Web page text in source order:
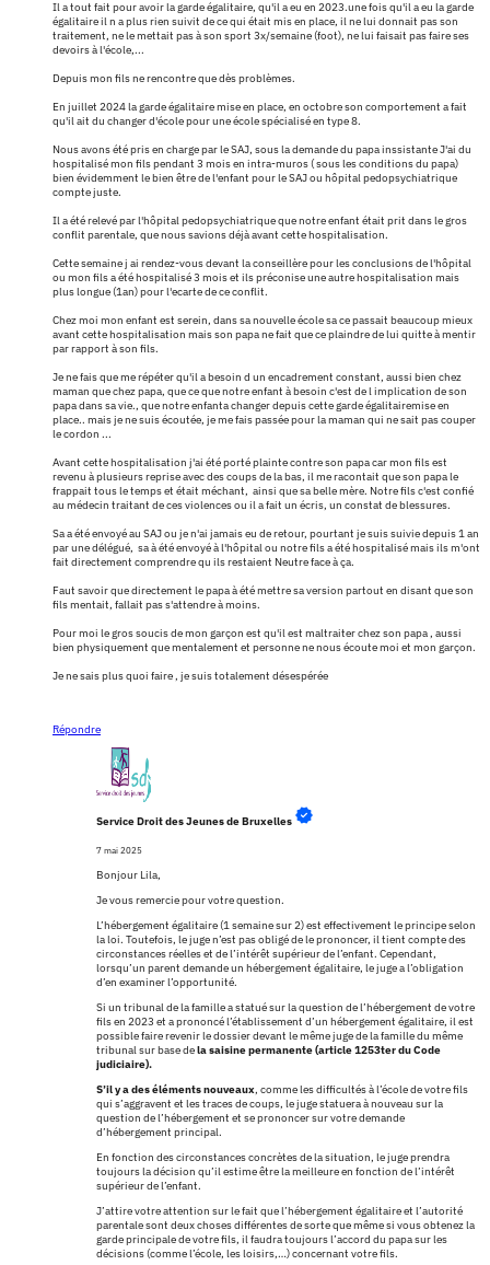
Il a tout fait pour avoir la garde égalitaire, qu'il a eu en 2023.une fois qu'il a eu la garde
égalitaire il n a plus rien suivit de ce qui était mis en place, il ne lui donnait pas son
traitement, ne le mettait pas à son sport 3x/semaine (foot), ne lui faisait pas faire ses
devoirs à l'école,...
Depuis mon fils ne rencontre que dès problèmes.
En juillet 2024 la garde égalitaire mise en place, en octobre son comportement a fait
qu'il ait du changer d'école pour une école spécialisé en type 8.
Nous avons été pris en charge par le SAJ, sous la demande du papa inssistante J'ai du
hospitalisé mon fils pendant 3 mois en intra-muros ( sous les conditions du papa)
bien évidemment le bien être de l'enfant pour le SAJ ou hôpital pedopsychiatrique
compte juste.
Il a été relevé par l'hôpital pedopsychiatrique que notre enfant était prit dans le gros
conflit parentale, que nous savions déjà avant cette hospitalisation.
Cette semaine j ai rendez-vous devant la conseillère pour les conclusions de l'hôpital
ou mon fils a été hospitalisé 3 mois et ils préconise une autre hospitalisation mais
plus longue (1an) pour l'ecarte de ce conflit.
Chez moi mon enfant est serein, dans sa nouvelle école sa ce passait beaucoup mieux
avant cette hospitalisation mais son papa ne fait que ce plaindre de lui quitte à mentir
par rapport à son fils.
Je ne fais que me répéter qu'il a besoin d un encadrement constant, aussi bien chez
maman que chez papa, que ce que notre enfant à besoin c'est de l implication de son
papa dans sa vie., que notre enfanta changer depuis cette garde égalitairemise en
place.. mais je ne suis écoutée, je me fais passée pour la maman qui ne sait pas couper
le cordon ...
Avant cette hospitalisation j'ai été porté plainte contre son papa car mon fils est
revenu à plusieurs reprise avec des coups de la bas, il me racontait que son papa le
frappait tous le temps et était méchant, ainsi que sa belle mère. Notre fils c'est confié
au médecin traitant de ces violences ou il a fait un écris, un constat de blessures.
Sa a été envoyé au SAJ ou je n'ai jamais eu de retour, pourtant je suis suivie depuis 1 an
par une délégué, sa à été envoyé à l'hôpital ou notre fils a été hospitalisé mais ils m'ont
fait directement comprendre qu ils restaient Neutre face à ça.
Faut savoir que directement le papa à été mettre sa version partout en disant que son
fils mentait, fallait pas s'attendre à moins.
Pour moi le gros soucis de mon garçon est qu'il est maltraiter chez son papa , aussi
bien physiquement que mentalement et personne ne nous écoute moi et mon garçon.
Je ne sais plus quoi faire , je suis totalement désespérée
Répondre
Service Droit des Jeunes de Bruxelles
7 mai 2025
Bonjour Lila,
Je vous remercie pour votre question.
L’hébergement égalitaire (1 semaine sur 2) est effectivement le principe selon
la loi. Toutefois, le juge n’est pas obligé de le prononcer, il tient compte des
circonstances réelles et de l’intérêt supérieur de l’enfant. Cependant,
lorsqu’un parent demande un hébergement égalitaire, le juge a l’obligation
d’en examiner l’opportunité.
Si un tribunal de la famille a statué sur la question de l’hébergement de votre
fils en 2023 et a prononcé l’établissement d’un hébergement égalitaire, il est
possible faire revenir le dossier devant le même juge de la famille du même
tribunal sur base dela saisine permanente (article 1253ter du Code
judiciaire).
S’il y a des éléments nouveaux, comme les difficultés à l’école de votre fils
qui s’aggravent et les traces de coups, le juge statuera à nouveau sur la
question de l’hébergement et se prononcer sur votre demande
d’hébergement principal.
En fonction des circonstances concrètes de la situation, le juge prendra
toujours la décision qu’il estime être la meilleure en fonction de l’intérêt
supérieur de l’enfant.
J’attire votre attention sur le fait que l’hébergement égalitaire et l’autorité
parentale sont deux choses différentes de sorte que même si vous obtenez la
garde principale de votre fils, il faudra toujours l’accord du papa sur les
décisions (comme l’école, les loisirs,…) concernant votre fils.